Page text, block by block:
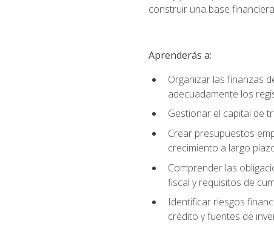
construir una base
Aprenderás a:
Organizar las finanzas
adecuadamente los
Gestionar el capital de
Crear presupuestos
crecimiento a largo
Comprender las
fiscal y requisitos de
Identificar riesgos
crédito y fuentes de